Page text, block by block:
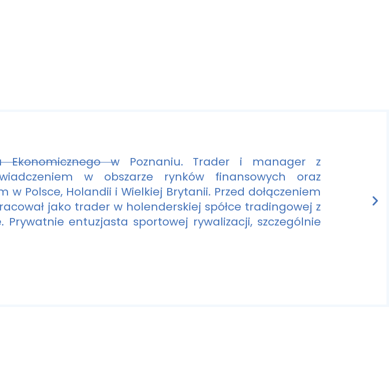
Ekonomicznego w Poznaniu. Trader i manager z
w obszarze rynków finansowych oraz
w Polsce, Holandii i Wielkiej Brytanii. Przed dołączeniem
jako trader w holenderskiej spółce tradingowej z
Prywatnie entuzjasta sportowej rywalizacji, szczególnie